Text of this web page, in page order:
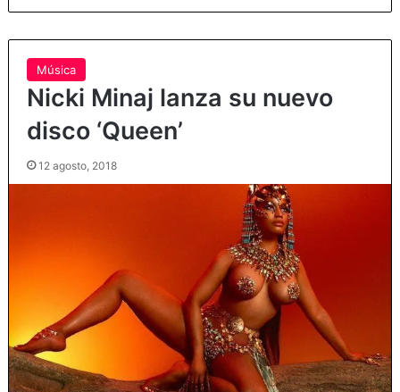
Música
Nicki Minaj lanza su nuevo
disco ‘Queen’
12 agosto, 2018